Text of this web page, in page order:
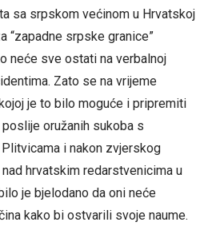
sa srpskom većinom u Hrvatskoj
“zapadne srpske granice”
neće sve ostati na verbalnoj
Zato se na vrijeme
je to bilo moguće i pripremiti
oružanih sukoba s
i nakon zvjerskog
hrvatskim redarstvenicima u
je bjelodano da oni neće
kako bi ostvarili svoje naume.